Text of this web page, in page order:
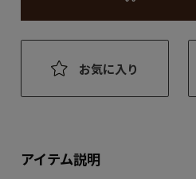
お気に入り
アイテム説明